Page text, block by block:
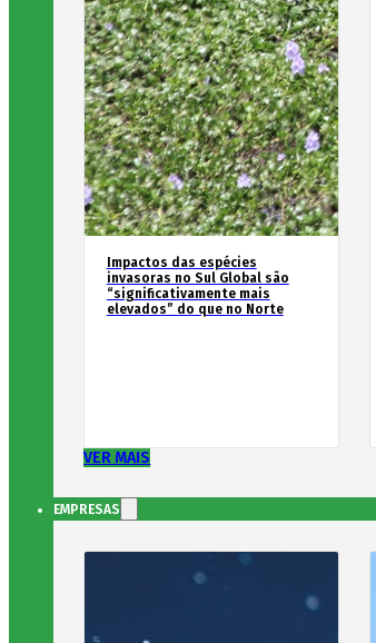
Impactos das espécies
invasoras no Sul Global são
“significativamente mais
elevados” do que no Norte
VER MAIS
EMPRESAS